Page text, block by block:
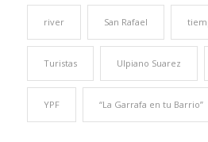
river San Rafael
Turistas Ulpiano Suarez
YPF “La Garrafa en tu Barrio”